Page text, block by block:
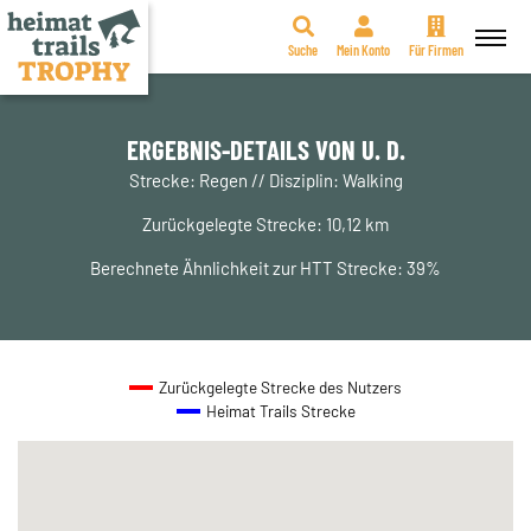
Zum
Suche Mein Konto Für Firmen
ERGEBNIS-DETAILS VON U. D.
Strecke: Regen // Disziplin: Walking
Zurückgelegte Strecke: 10,12 km
Berechnete Ähnlichkeit zur HTT Strecke: 39%
Zurückgelegte Strecke des Nutzers
Heimat Trails Strecke